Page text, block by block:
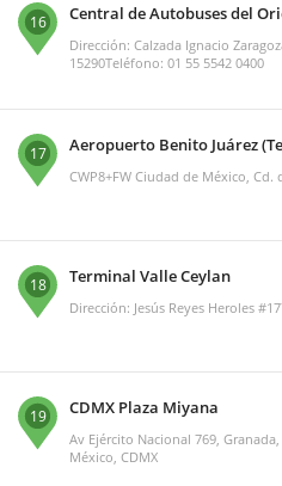
16 Central de Autobuses del
Dirección: Calzada Ignacio
15290Teléfono: 01 55 5542 0400
17 Aeropuerto Benito Juárez
CWP8+FW Ciudad de México, Cd.
18 Terminal Valle Ceylan
Dirección: Jesús Reyes Heroles
19 CDMX Plaza Miyana
Av Ejército Nacional 769,
México, CDMX